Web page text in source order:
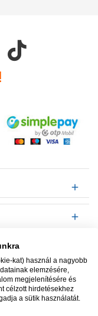
kat) használ a nagyobb
elemzésére,
megjelenítésére és
célzott hirdetésekhez
a sütik használatát.